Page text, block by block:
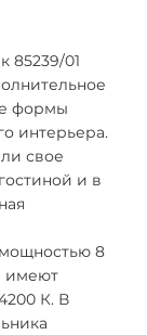
85239/01
формы
интерьера.
свое
и в
8
имеют
К. В